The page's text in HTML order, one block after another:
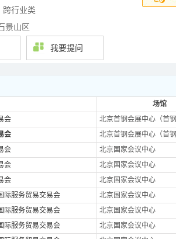
跨行业类
景山区
我要提问
场馆
会
北京首钢会展中心（首
会
北京首钢会展中心（首
会
北京国家会议中心
会
北京国家会议中心
会
北京国家会议中心
际服务贸易交易会
北京国家会议中心
际服务贸易交易会
北京国家会议中心
际服务贸易交易会
北京国家会议中心